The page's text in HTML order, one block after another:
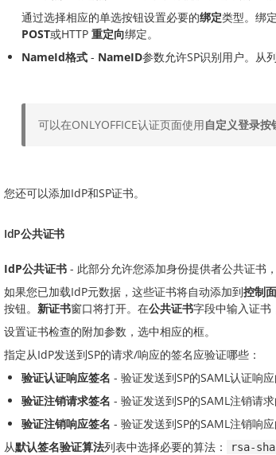
通过选择相应的单选按钮设置必要的绑定类型。绑
POST或HTTP 重定向绑定。
NameId格式 - NameID参数允许SP识别用户。从
可以在ONLYOFFICE认证页面使用自定义登录按
您还可以添加IdP和SP证书。
IdP公共证书
IdP公共证书 - 此部分允许您添加身份提供者公共证书
如果您已加载IdP元数据，这些证书将自动添加到控制
按钮。 新证书窗口将打开。在公共证书字段中输入证书
设置证书检查的附加参数，选中相应的框。
指定从IdP发送到SP的请求/响应的签名应验证哪些：
验证认证响应签名 - 验证发送到SP的SAML认证响应
验证注销请求签名 - 验证发送到SP的SAML注销请求
验证注销响应签名 - 验证发送到SP的SAML注销响应
从默认签名验证算法列表中选择必要的算法： rsa-